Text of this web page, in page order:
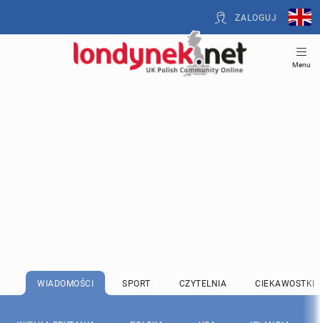
ZALOGUJ
Menu
WIADOMOŚCI SPORT CZYTELNIA CIEKAWOSTKI